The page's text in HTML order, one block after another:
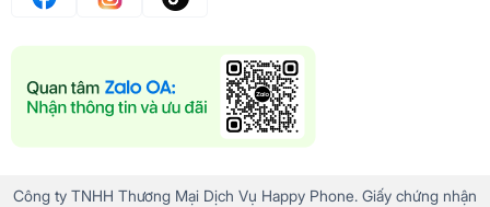
Công ty TNHH Thương Mại Dịch Vụ Happy Phone. Giấy chứng nhận